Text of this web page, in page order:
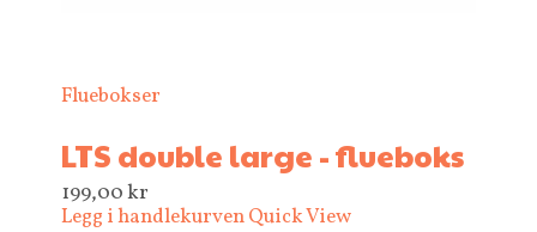
Fluebokser
LTS double large - flueboks
199,00kr
Legg i handlekurvenQuick View